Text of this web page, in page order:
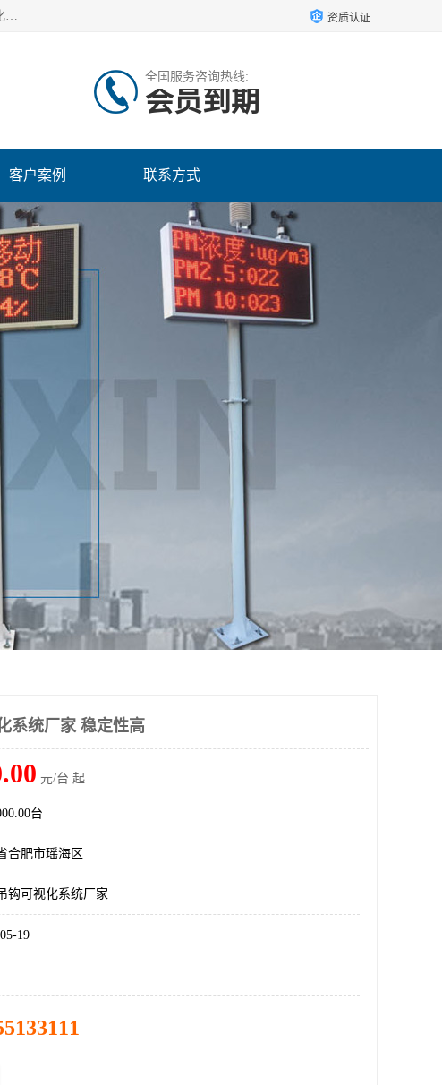
安徽赛芙智能科技有限公司是一家主营智慧化工地解决方案的企业，主营产品有：塔机安全监测系统、塔吊黑匣子、吊钩可视化、吊钩可视化系统、塔机安全监控系统、塔机黑匣子等。创建至今始终关注用户需求，为用户提供有的产品和服务。 资质认证
全国服务咨询热线:
会员到期
客户案例 联系方式
系统厂家 稳定性高
元/台 起
台
合肥市瑶海区
钩可视化系统厂家
19